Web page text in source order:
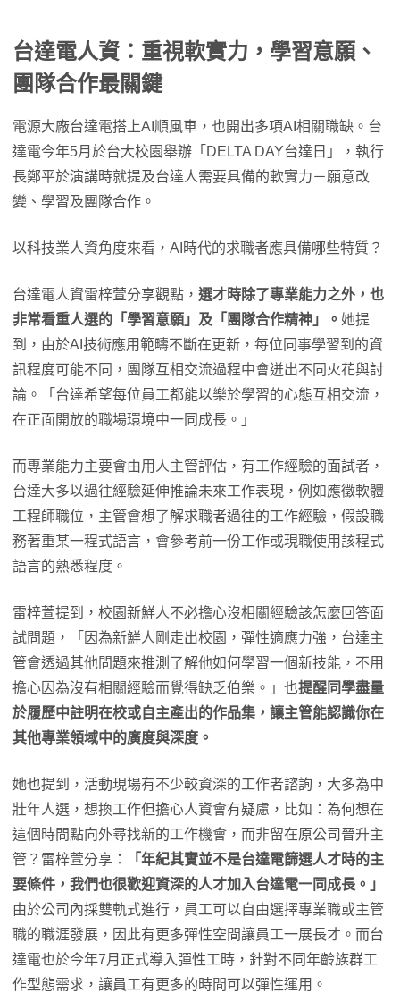
台達電人資：重視軟實力，學習意願、
團隊合作最關鍵
電源大廠台達電搭上AI順風車，也開出多項AI相關職缺。台
達電今年5月於台大校園舉辦「DELTA DAY台達日」，執行
長鄭平於演講時就提及台達人需要具備的軟實力－願意改
變、學習及團隊合作。
以科技業人資角度來看，AI時代的求職者應具備哪些特質？
台達電人資雷梓萱分享觀點， 選才時除了專業能力之外，也
非常看重人選的「學習意願」及「團隊合作精神」。 她提
到，由於AI技術應用範疇不斷在更新，每位同事學習到的資
訊程度可能不同，團隊互相交流過程中會迸出不同火花與討
論。「台達希望每位員工都能以樂於學習的心態互相交流，
在正面開放的職場環境中一同成長。」
而專業能力主要會由用人主管評估，有工作經驗的面試者，
台達大多以過往經驗延伸推論未來工作表現，例如應徵軟體
工程師職位，主管會想了解求職者過往的工作經驗，假設職
務著重某一程式語言，會參考前一份工作或現職使用該程式
語言的熟悉程度。
雷梓萱提到，校園新鮮人不必擔心沒相關經驗該怎麼回答面
試問題，「因為新鮮人剛走出校園，彈性適應力強，台達主
管會透過其他問題來推測了解他如何學習一個新技能，不用
擔心因為沒有相關經驗而覺得缺乏伯樂。」也提醒同學盡量
於履歷中註明在校或自主產出的作品集，讓主管能認識你在
其他專業領域中的廣度與深度。
她也提到，活動現場有不少較資深的工作者諮詢，大多為中
壯年人選，想換工作但擔心人資會有疑慮，比如：為何想在
這個時間點向外尋找新的工作機會，而非留在原公司晉升主
管？雷梓萱分享：
「年紀其實並不是台達電篩選人才時的主
要條件，我們也很歡迎資深的人才加入台達電一同成長。」
由於公司內採雙軌式進行，員工可以自由選擇專業職或主管
職的職涯發展，因此有更多彈性空間讓員工一展長才。而台
達電也於今年7月正式導入彈性工時，針對不同年齡族群工
作型態需求，讓員工有更多的時間可以彈性運用。